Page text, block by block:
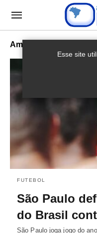
América
FUTEBOL
São Paulo
do Brasil
São Paulo joga jogo do
Esse site